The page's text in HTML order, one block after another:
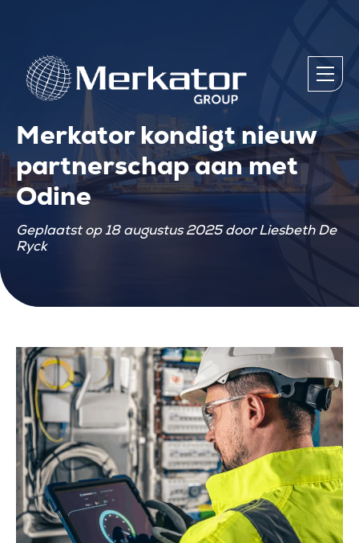
Merkator kondigt nieuw
partnerschap aan met
Odine
Geplaatst op 18 augustus 2025 door Liesbeth De
Ryck